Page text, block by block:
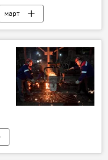
март